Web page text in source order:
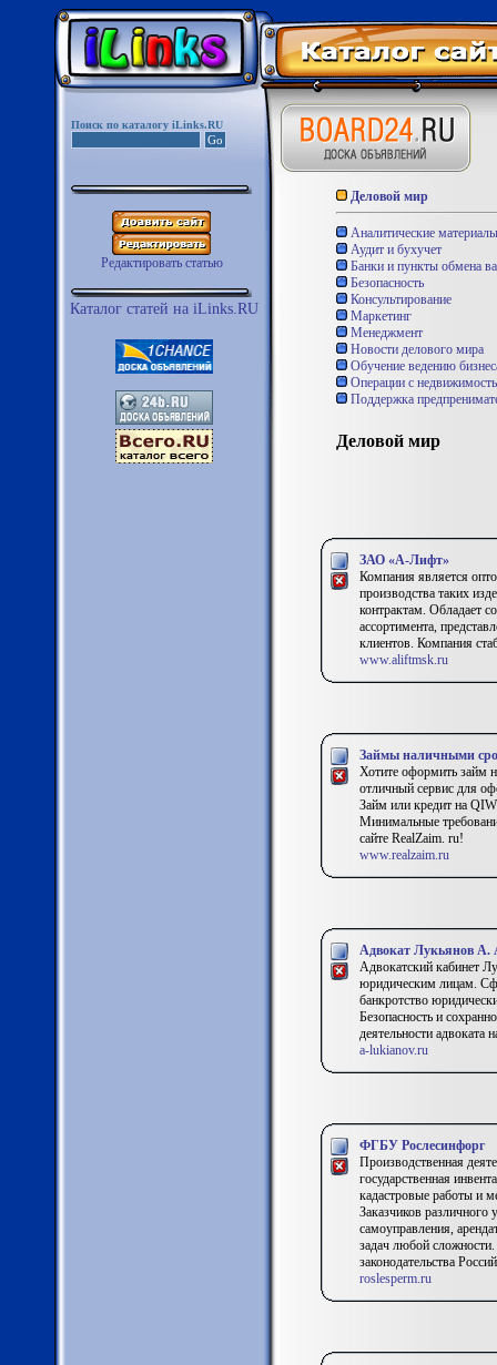
Поиск по каталогу iLinks.RU
Редактировать статью
Каталог статей на iLinks.RU
Деловой мир
Аналитические материалы
Аудит и бухучет
Банки и пункты обмена
Безопасность
Консультирование
Маркетинг
Менеджмент
Новости делового мира
Обучение ведению
Операции с
Поддержка
Деловой мир
ЗАО «А-Лифт»
Компания является
производства таких
контрактам. Обладает
ассортимента,
клиентов. Компания
www.aliftmsk.ru
Займы наличными
Хотите оформить займ
отличный сервис для
Займ или кредит на
Минимальные
сайте RealZaim. ru!
www.realzaim.ru
Адвокат Лукьянов А.
Адвокатский кабинет
юридическим лицам.
банкротство
Безопасность и
деятельности адвоката
a-lukianov.ru
ФГБУ Рослесинфорг
Производственная
государственная
кадастровые работы и
Заказчиков
самоуправления,
задач любой
законодательства
roslesperm.ru